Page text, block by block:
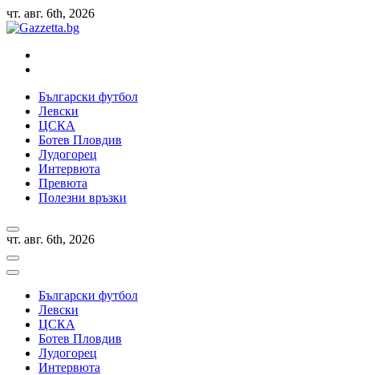
Skip
to
чт. авг. 6th, 2026
Актуални новини за българския футбол, прогнозни резултати и
Български футбол
Левски
ЦСКА
Ботев Пловдив
Лудогорец
Интервюта
Превюта
Полезни връзки
чт. авг. 6th, 2026
Български футбол
Левски
ЦСКА
Ботев Пловдив
Лудогорец
Интервюта